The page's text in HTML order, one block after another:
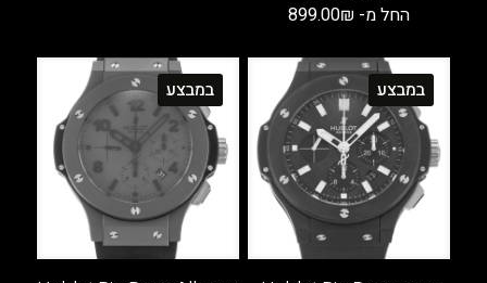
החל מ- 899.00₪
זה
יש
מספר
סוגים.
ניתן
לבחור
את
האפשרויות
יש
מספר
סוגים.
ניתן
לבחור
את
האפשרויות
בעמוד
במבצע במבצע